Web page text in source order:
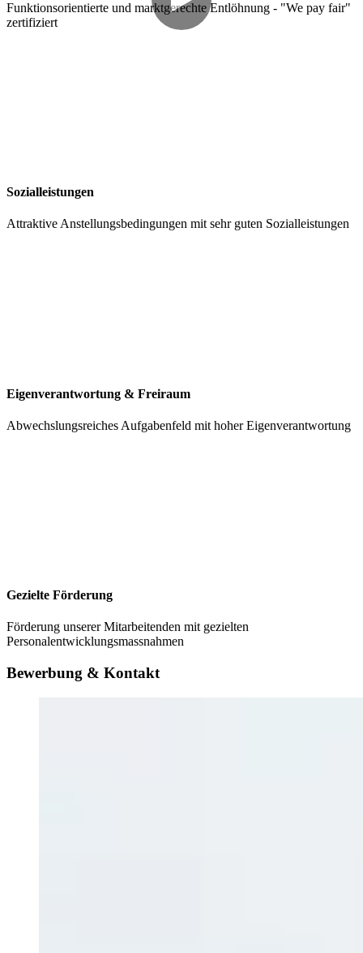
Funktionsorientierte und marktgerechte Entlöhnung - "We pay fair"
zertifiziert
Sozialleistungen
Attraktive Anstellungsbedingungen mit sehr guten Sozialleistungen
Eigenverantwortung & Freiraum
Abwechslungsreiches Aufgabenfeld mit hoher Eigenverantwortung
Gezielte Förderung
Förderung unserer Mitarbeitenden mit gezielten
Personalentwicklungsmassnahmen
Bewerbung & Kontakt